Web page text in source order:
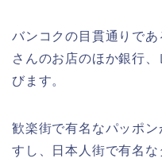
バンコクの目貫通りであ
さんのお店のほか銀行
びます。
歓楽街で有名なパッポ
すし、日本人街で有名